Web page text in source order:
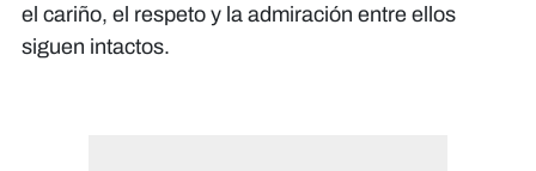
el cariño, el respeto y la admiración entre ellos
siguen intactos.